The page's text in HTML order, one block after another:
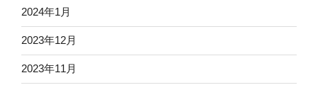
2024年1月
2023年12月
2023年11月